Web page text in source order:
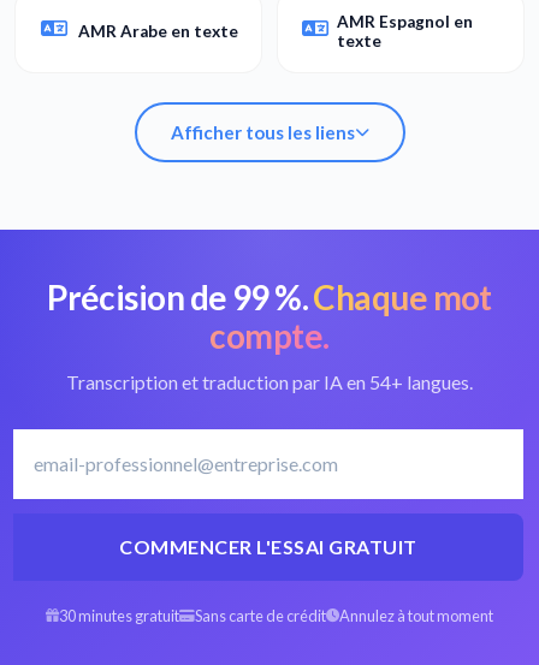
AMR Arabe en texte
AMR Espagnol en
texte
Afficher tous les liens
Convertir AMR en
texte
Meilleur
convertisseur AMR
Logiciel de
transcription en
Transcrire le Coréen
AMR Espagnol en
Précision de 99 %.Chaque mot
compte.
Transcription et traduction par IA en 54+ langues.
COMMENCER L'ESSAI GRATUIT
30 minutes gratuit Sans carte de crédit Annulez à tout moment